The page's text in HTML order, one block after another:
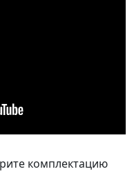
комплектацию